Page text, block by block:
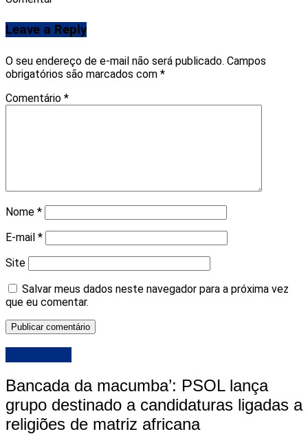
Leave a Reply
O seu endereço de e-mail não será publicado. Campos
obrigatórios são marcados com *
Comentário *
Nome *
E-mail *
Site
Salvar meus dados neste navegador para a próxima vez
que eu comentar.
Bancada da macumba’: PSOL lança
grupo destinado a candidaturas ligadas a
religiões de matriz africana